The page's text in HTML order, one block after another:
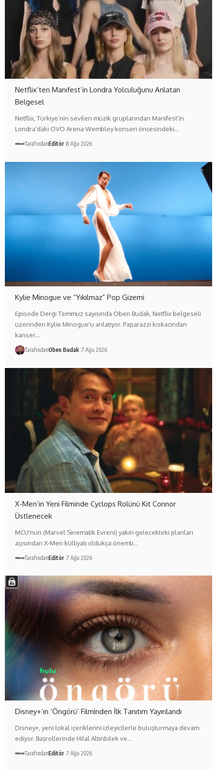
Netflix’ten Manifest’in Londra Yolculuğunu Anlatan
Belgesel
Netflix, Türkiye’nin sevilen müzik gruplarından Manifest’in
Londra’daki OVO Arena Wembley konseri öncesindeki…
TarafındanEditör 8 Ağu 2026
Kylie Minogue ve “Yıkılmaz” Pop Gizemi
Episode Dergi Temmuz sayısında Oben Budak, Netflix belgeseli
üzerinden Kylie Minogue'u anlatıyor. Paparazzi kıskacından
kanser…
TarafındanOben Budak 7 Ağu 2026
X-Men’in Yeni Filminde Cyclops Rolünü Kit Connor
Üstlenecek
MCU'nun (Marvel Sinematik Evreni) yakın gelecekteki planları
açısından X-Men külliyatı oldukça önemli…
TarafındanEditör 7 Ağu 2026
Disney+’ın ‘Öngörü’ Filminden İlk Tanıtım Yayınlandı
Disney+, yeni lokal içeriklerini izleyicilerle buluşturmaya devam
ediyor. Başrollerinde Hilal Altınbilek ve…
TarafındanEditör 7 Ağu 2026